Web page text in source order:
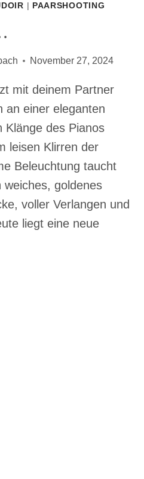
| PAARSHOOTING
November 27, 2024
mit deinem Partner
an einer eleganten
Klänge des Pianos
leisen Klirren der
Beleuchtung taucht
goldenes
voller Verlangen und
liegt eine neue